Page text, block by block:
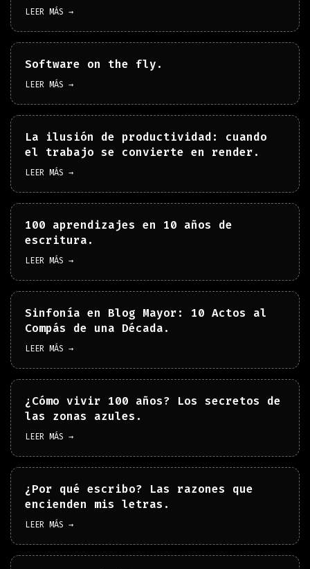
LEER MÁS →
Software on the fly.
LEER MÁS →
La ilusión de productividad: cuando
el trabajo se convierte en render.
LEER MÁS →
100 aprendizajes en 10 años de
escritura.
LEER MÁS →
Sinfonía en Blog Mayor: 10 Actos al
Compás de una Década.
LEER MÁS →
¿Cómo vivir 100 años? Los secretos de
las zonas azules.
LEER MÁS →
¿Por qué escribo? Las razones que
encienden mis letras.
LEER MÁS →